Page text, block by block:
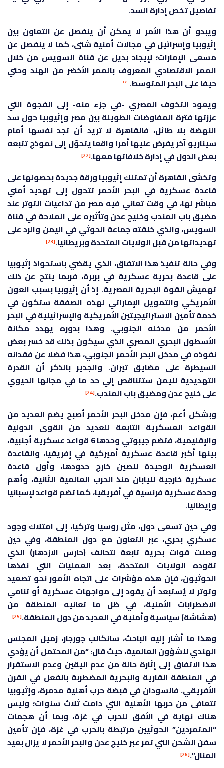
تفاصيل تخص إدارة السد.
ويبدو أن هذا الأمر لا يمكن أن ينفصل عن التعاون بين
إثيوبيا وإسرائيل في مجالات أمنية شتى، كما لا ينفصل عن
مسعى الإمارات؛ لإيجاد بديل عن قناة السويس من خلال
الممر الاقتصادي المعروف بالممر الأخضر من الهند وحتي
حيفا على البحر المتوسط. [21]
ويعود التخوف المصري -في جزء منه- إلى الفجوة التي
عززتها فترة المفاوضات الطويلة بين مصر وإثيوبيا حول سد
النهضة بلا طائل، فالقاهرة لا تريد أن تجد نفسها أمام
سيناريو آخر يفرض عليها أمرا واقعا يتحوّل إلى نموذج تتبعه
بعض الدول في إدارة خلافاتها معها.[22]
وتخشى القاهرة أن تمتلك إثيوبيا ورقة جديدة بحصولها على
قاعدة عسكرية في البحر الأحمر تتحول إلى تهديد أمني
مباشر لها، في وقت تعاني فيه مصر من تداعيات التوتر عند
مضيق باب المندب وخليج عدن وتأثيره على الملاحة في قناة
السويس، والذي خلقته جماعة الحوثي في اليمن والرد على
تهديداتها من قبل الولايات المتحدة وبريطانيا.[23]
وفي حالة تنفيذ هذا الاتفاق، الذي يقضي باستحواذ إثيوبيا
على قاعدة بحرية عسكرية في بربرة، فربما ينتج عن ذلك
تهميش القوة البحرية المصرية. إذ أن إثيوبيا بسبب العون
الأمريكي والتمويل الإماراتي لهذه الصفقة ستكون في
خدمة تأمين الاستراتيجيتين الأمريكية والإسرائيلية في البحر
الأحمر من مدخله الجنوبي. وهذا بدوره يهدد مكانة
الأسطول البحري المصري الذي سيكون بذلك قد خسر بعض
نفوذه في مدخل البحر الأحمر الجنوبي، هذا فضلا عن فقدانه
السيطرة على مضايق تيران. والجدير بالذكر أن القدرة
التهديدية لليمن ستتناقص إلي حد ما في مجالها الحيوي
على خليج عدن ومضيق باب المندب.[24]
وبشكل أعم، فإن مدخل البحر الأحمر أصبح يضم العديد من
القواعد العسكرية التابعة للعديد من القوى الدولية
والإقليمية، فتضم جيبوتي وحدها 6 قواعد عسكرية أجنبية،
بينها أكبر قاعدة عسكرية أميركية في إفريقيا، والقاعدة
العسكرية الوحيدة للصين خارج حدودها، وأول قاعدة
عسكرية خارجية لليابان منذ الحرب العالمية الثانية، وأهم
وحدة عسكرية فرنسية في أفريقيا، كما تضم قواعد لإسبانيا
وإيطاليا.
وفي حين تسعى دول، مثل روسيا وتركيا، إلى امتلاك وجود
عسكري بحري، عبر التعاون مع دول المنطقة، وفي حين
وصلت قوات بحرية تابعة لتحالف (حارس الازدهار) الذي
تقوده الولايات المتحدة، بعد العمليات التي نفذها
الحوثيون، فإن هذه مؤشرات على اتجاه الأمور نحو تصعيد
وتوتر لا يُستبعد أن يقود إلى مواجهات عسكرية أو تنامي
الاضطرابات الأمنية، في ظل ما تعانيه المنطقة من
(هشاشة) سياسية وأمنية في العديد من دول المنطقة.[25]
وهذا ما أشار إليه الباحث، سانكالب جورجار، زميل المجلس
الهندي للشؤون العالمية، حيث قال: “من المحتمل أن يؤدي
هذا الاتفاق إلى إثارة حالة من عدم اليقين وعدم الاستقرار
في المنطقة القارية والبحرية المضطربة بالفعل في القرن
الأفريقي. فالسودان في قبضة حرب أهلية مدمرة، وإثيوبيا
تتعافى من حربها الأهلية التي دامت ثلاث سنوات؛ وليس
هناك نهاية في الأفق للحرب في غزة، وبما أن هجمات
“المتمردين” الحوثيين مرتبطة بالحرب في غزة، فإن تأمين
سفن الشحن التي تمر عبر خليج عدن والبحر الأحمر لا يزال بعيد
المنال”.[26]